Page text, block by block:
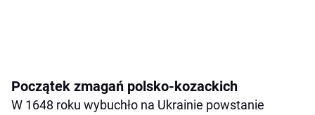
Początek zmagań polsko-kozackich
W 1648 roku wybuchło na Ukrainie powstanie